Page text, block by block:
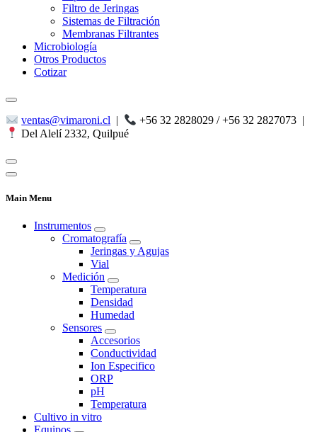
Filtro de Jeringas
Sistemas de Filtración
Membranas Filtrantes
Microbiología
Otros Productos
Cotizar
ventas@vimaroni.cl | +56 32 2828029 / +56 32 2827073 |
Del Alelí 2332, Quilpué
Main Menu
Instrumentos
Cromatografía
Jeringas y Agujas
Vial
Medición
Temperatura
Densidad
Humedad
Sensores
Accesorios
Conductividad
Ion Especifico
ORP
pH
Temperatura
Cultivo in vitro
Equipos